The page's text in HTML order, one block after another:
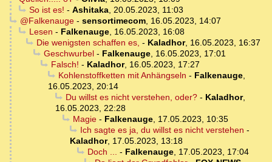
So ist es! - Ashitaka, 20.05.2023, 11:03
@Falkenauge- sensortimecom, 16.05.2023, 14:07
Lesen - Falkenauge, 16.05.2023, 16:08
Die wenigsten schaffen es, - Kaladhor, 16.05.2023, 16:37
Geschwurbel- Falkenauge, 16.05.2023, 17:01
Falsch! - Kaladhor, 16.05.2023, 17:27
Kohlenstoffketten mit Anhängseln - Falkenauge,
16.05.2023, 20:14
Du willst es nicht verstehen, oder?- Kaladhor,
16.05.2023, 22:28
Magie- Falkenauge, 17.05.2023, 10:35
Ich sagte es ja, du willst es nicht verstehen -
Kaladhor, 17.05.2023, 13:18
Doch ... - Falkenauge, 17.05.2023, 17:04